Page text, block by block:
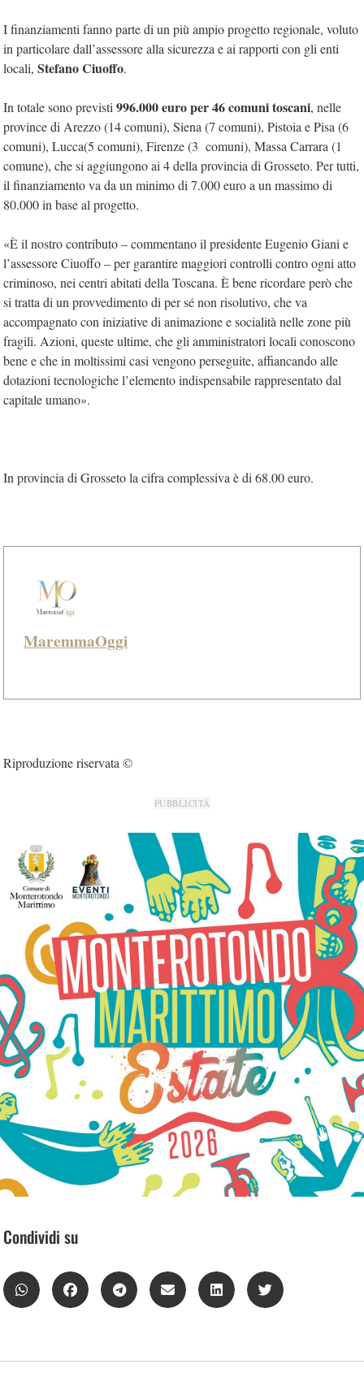
I finanziamenti fanno parte di un più ampio progetto regionale, voluto
in particolare dall’assessore alla sicurezza e ai rapporti con gli enti
locali, Stefano Ciuoffo.
In totale sono previsti 996.000 euro per 46 comuni toscani, nelle
province di Arezzo (14 comuni), Siena (7 comuni), Pistoia e Pisa (6
comuni), Lucca(5 comuni), Firenze (3 comuni), Massa Carrara (1
comune), che si aggiungono ai 4 della provincia di Grosseto. Per tutti,
il finanziamento va da un minimo di 7.000 euro a un massimo di
80.000 in base al progetto.
«È il nostro contributo – commentano il presidente Eugenio Giani e
l’assessore Ciuoffo – per garantire maggiori controlli contro ogni atto
criminoso, nei centri abitati della Toscana. È bene ricordare però che
si tratta di un provvedimento di per sé non risolutivo, che va
accompagnato con iniziative di animazione e socialità nelle zone più
fragili. Azioni, queste ultime, che gli amministratori locali conoscono
bene e che in moltissimi casi vengono perseguite, affiancando alle
dotazioni tecnologiche l’elemento indispensabile rappresentato dal
capitale umano».
In provincia di Grosseto la cifra complessiva è di 68.00 euro.
MaremmaOggi
Riproduzione riservata ©
PUBBLICITÀ
Condividi su